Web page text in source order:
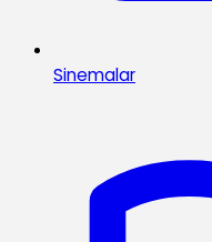
Sinemalar